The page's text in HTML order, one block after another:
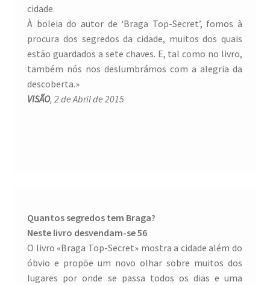
cidade.
À boleia do autor de ‘Braga Top-Secret’, fomos à
procura dos segredos da cidade, muitos dos quais
estão guardados a sete chaves. E, tal como no livro,
também nós nos deslumbrámos com a alegria da
descoberta.»
VISÃO, 2 de Abril de 2015
Quantos segredos tem Braga?
Neste livro desvendam-se 56
O livro «Braga Top-Secret» mostra a cidade além do
óbvio e propõe um novo olhar sobre muitos dos
lugares por onde se passa todos os dias e uma